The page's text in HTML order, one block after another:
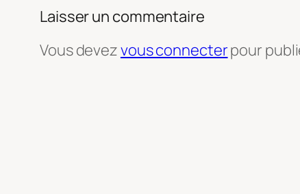
Laisser un commentaire
Vous devezvous connecterpour